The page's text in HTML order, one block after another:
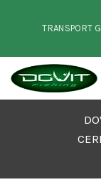
TRANSPORT